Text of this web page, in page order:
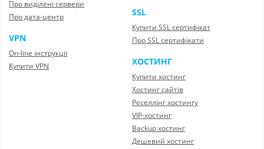
Про виділені сервери
Про дата-центр
VPN
On-line інструкції
Купити VPN
SSL
Купити SSL сертифікат
Про SSL сертифікати
ХОСТИНГ
Купити хостинг
Хостинг сайтів
Реселлінг хостингу
VIP-хостинг
Backup хостинг
Дешевий хостинг